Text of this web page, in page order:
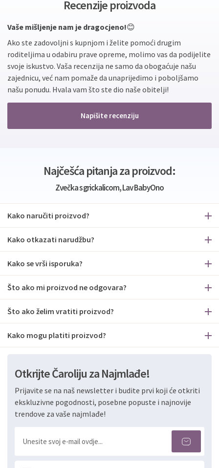
Recenzije proizvoda
Vaše mišljenje nam je dragocjeno!😊
Ako ste zadovoljni s kupnjom i želite pomoći drugim
roditeljima u odabiru prave opreme, molimo vas da podijelite
svoje iskustvo. Vaša recenzija ne samo da obogaćuje našu
zajednicu, već nam pomaže da unaprijedimo i poboljšamo
našu ponudu. Hvala vam što ste dio naše obitelji!
Napišite recenziju
Najčešća pitanja za proizvod:
Zvečka s grickalicom, Lav BabyOno
Kako naručiti proizvod?
Kako otkazati narudžbu?
Kako se vrši isporuka?
Što ako mi proizvod ne odgovara?
Što ako želim vratiti proizvod?
Kako mogu platiti proizvod?
Otkrijte Čaroliju za Najmlađe!
Prijavite se na naš newsletter i budite prvi koji će otkriti
ekskluzivne pogodnosti, posebne popuste i najnovije
trendove za vaše najmlađe!